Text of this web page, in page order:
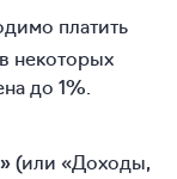
платить
некоторых
до 1%.
(или «Доходы,